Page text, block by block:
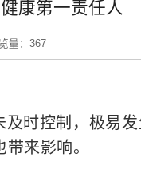
康第一责任人
量： 367
时控制，极易
来影响。